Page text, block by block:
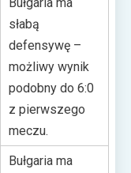
słabą
defensywę –
możliwy wynik
podobny do 6:0
z pierwszego
meczu.
Bułgaria ma